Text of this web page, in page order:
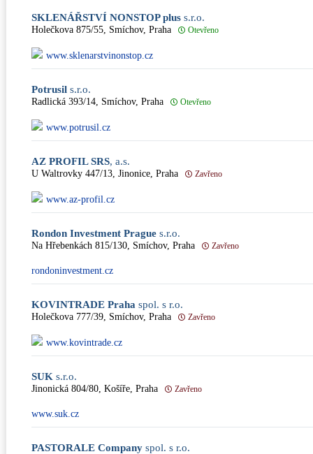
SKLENÁŘSTVÍ NONSTOP plus s.r.o.
Holečkova 875/55, Smíchov, Praha Otevřeno
www.sklenarstvinonstop.cz
Potrusil s.r.o.
Radlická 393/14, Smíchov, Praha Otevřeno
www.potrusil.cz
AZ PROFIL SRS, a.s.
U Waltrovky 447/13, Jinonice, Praha Zavřeno
www.az-profil.cz
Rondon Investment Prague s.r.o.
Na Hřebenkách 815/130, Smíchov, Praha Zavřeno
rondoninvestment.cz
KOVINTRADE Praha spol. s r.o.
Holečkova 777/39, Smíchov, Praha Zavřeno
www.kovintrade.cz
SUK s.r.o.
Jinonická 804/80, Košíře, Praha Zavřeno
www.suk.cz
PASTORALE Company spol. s r.o.